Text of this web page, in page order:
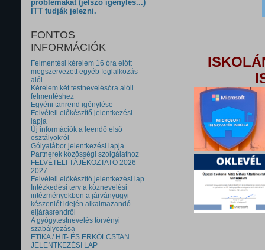
problémákat (jelszó igénylés...)
ITT tudják jelezni.
FONTOS
INFORMÁCIÓK
Felmentési kérelem 16 óra előtt
megszervezett egyéb foglalkozás
alól
Kérelem két testnevelésóra alóli
felmentéshez
Egyéni tanrend igénylése
Felvételi előkészítő jelentkezési
lapja
Új információk a leendő első
osztályokról
Gólyatábor jelentkezési lapja
Partnerek közösségi szolgálathoz
FELVÉTELI TÁJÉKOZTATÓ 2026-
2027
Felvételi előkészítő jelentkezési lap
Intézkedési terv a köznevelési
intézményekben a járványügyi
készenlét idején alkalmazandó
eljárásrendről
A gyógytestnevelés törvényi
szabályozása
ETIKA / HIT- ÉS ERKÖLCSTAN
JELENTKEZÉSI LAP